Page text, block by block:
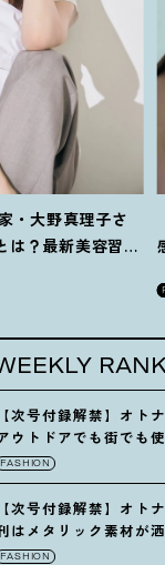
・大野真理子さ
は ？ 最新美容習慣
【次号付録解禁】オト
ウトドアでも街でも
の黒ショルダー
FASHION
【次号付録解禁】オト
はメタリック素材が
保冷バッグ
FASHION